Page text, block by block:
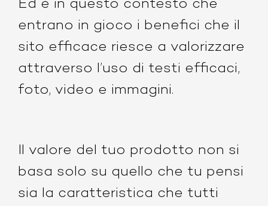
Ed è in questo contesto che
entrano in gioco i benefici che il
sito efficace riesce a valorizzare
attraverso l’uso di testi efficaci,
foto, video e immagini.
Il valore del tuo prodotto non si
basa solo su quello che tu pensi
sia la caratteristica che tutti